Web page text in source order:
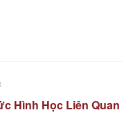
Hình Học Liên Quan